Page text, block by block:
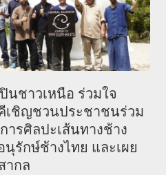
นชาวเหนือ ร่วมใจ
เชิญชวนประชาชนร่วม
ารศิลปะเส้นทางช้าง
รักษ์ช้างไทย และเผย
ากล